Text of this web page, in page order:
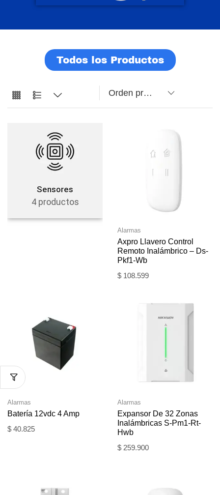
Todos los Productos
Sensores
4 productos
Alarmas
Axpro Llavero Control
Remoto Inalámbrico – Ds-
Pkf1-Wb
$ 108.599
Alarmas
Batería 12vdc 4 Amp
$ 40.825
Alarmas
Expansor De 32 Zonas
Inalámbricas S-Pm1-Rt-
Hwb
$ 259.900